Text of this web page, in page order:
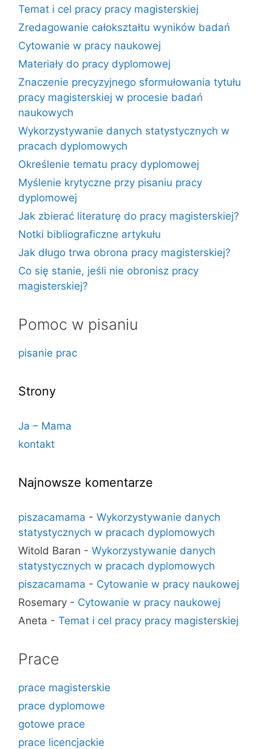
Temat i cel pracy pracy magisterskiej
Zredagowanie całokształtu wyników badań
Cytowanie w pracy naukowej
Materiały do pracy dyplomowej
Znaczenie precyzyjnego sformułowania tytułu
pracy magisterskiej w procesie badań
naukowych
Wykorzystywanie danych statystycznych w
pracach dyplomowych
Określenie tematu pracy dyplomowej
Myślenie krytyczne przy pisaniu pracy
dyplomowej
Jak zbierać literaturę do pracy magisterskiej?
Notki bibliograficzne artykułu
Jak długo trwa obrona pracy magisterskiej?
Co się stanie, jeśli nie obronisz pracy
magisterskiej?
Pomoc w pisaniu
pisanie prac
Strony
Ja – Mama
kontakt
Najnowsze komentarze
piszacamama - Wykorzystywanie danych
statystycznych w pracach dyplomowych
Witold Baran - Wykorzystywanie danych
statystycznych w pracach dyplomowych
piszacamama - Cytowanie w pracy naukowej
Rosemary - Cytowanie w pracy naukowej
Aneta - Temat i cel pracy pracy magisterskiej
Prace
prace magisterskie
prace dyplomowe
gotowe prace
prace licencjackie